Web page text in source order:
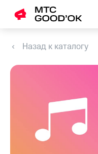
Назад к каталогу